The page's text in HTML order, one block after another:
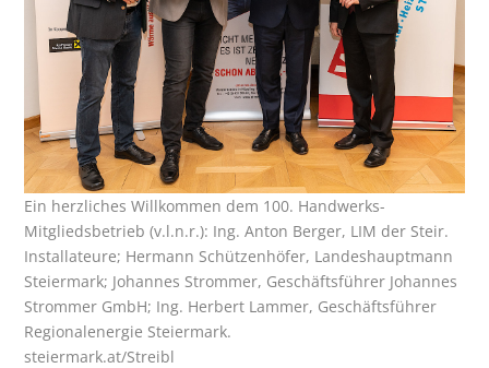
Ein herzliches Willkommen dem 100. Handwerks-
Mitgliedsbetrieb (v.l.n.r.): Ing. Anton Berger, LIM der Steir.
Installateure; Hermann Schützenhöfer, Landeshauptmann
Steiermark; Johannes Strommer, Geschäftsführer Johannes
Strommer GmbH; Ing. Herbert Lammer, Geschäftsführer
Regionalenergie Steiermark.
steiermark.at/Streibl